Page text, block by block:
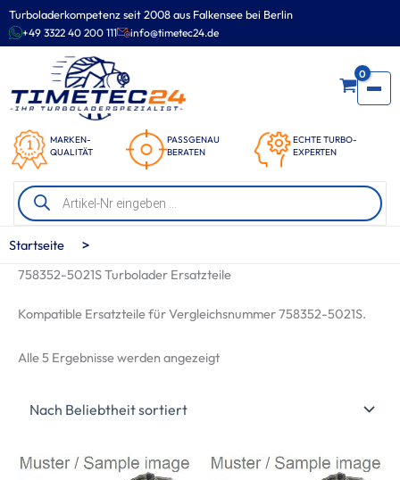
Turboladerkompetenz seit 2008 aus Falkensee bei Berlin
+49 3322 40 200 111 info@timetec24.de
MARKEN-
QUALITÄT
PASSGENAU
BERATEN
ECHTE TURBO-
EXPERTEN
0
Products
search
Zum
Inhalt
springen
Startseite >
758352-5021S Turbolader Ersatzteile
Kompatible Ersatzteile für Vergleichsnummer 758352-5021S.
Alle 5 Ergebnisse werden angezeigtNach